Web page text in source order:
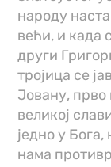
народу
већи, и када
други
тројица се
Јовану, прво
великој
једно у
нама